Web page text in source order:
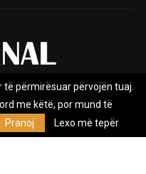
Marketing
pavarur, e themeluar në vitin
përmirësuar përvojën tuaj.
me këtë, por mund të
Pranoj Lexo më tepër